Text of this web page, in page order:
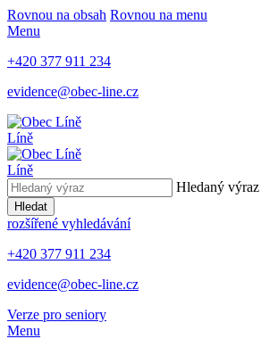
Rovnou na obsah Rovnou na menu
Menu
+420 377 911 234
evidence@obec-line.cz
Líně
Líně
Hledaný výraz
Hledat
rozšířené vyhledávání
+420 377 911 234
evidence@obec-line.cz
Verze pro seniory
Menu